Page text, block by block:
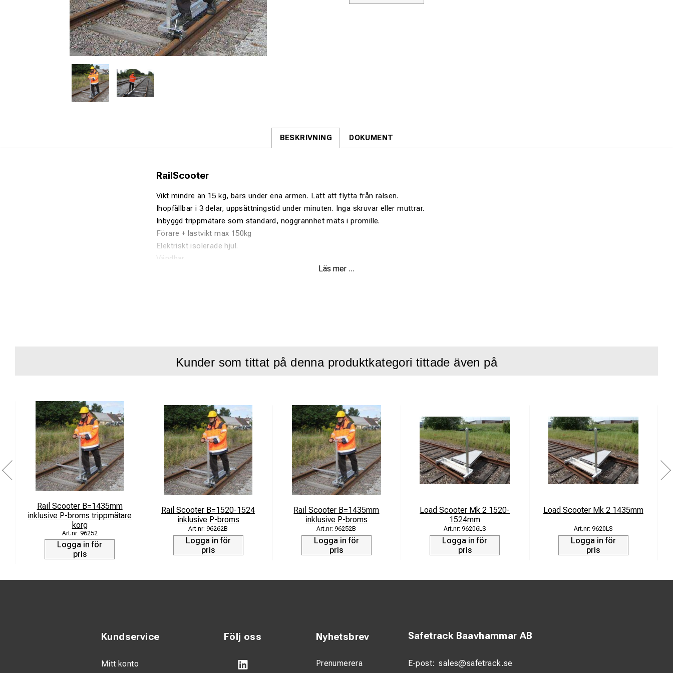
BESKRIVNING DOKUMENT
RailScooter
Vikt mindre än 15 kg, bärs under ena armen. Lätt att flytta från rälsen.
Ihopfällbar i 3 delar, uppsättningstid under minuten. Inga skruvar eller muttrar.
Inbyggd trippmätare som standard, noggrannhet mäts i promille.
Förare + lastvikt max 150kg
Elektriskt isolerade hjul.
Vändbar
Läs mer ...
Kunder som tittat på denna produktkategori tittade även på
Rail Scooter B=1435mm
inklusive P-broms trippmätare
korg
96252
Logga in för
pris
Rail Scooter B=1520-1524
inklusive P-broms
96262B
Logga in för
pris
Rail Scooter B=1435mm
inklusive P-broms
96252B
Logga in för
pris
Load Scooter Mk 2 1520-
1524mm
96206LS
Logga in för
pris
Load Scooter Mk 2 1435mm
9620LS
Logga in för
pris
Följ oss Nyhetsbrev
Prenumerera
Safetrack Baavhammar AB
E-post: sales@safetrack.se
Kundservice
Mitt konto